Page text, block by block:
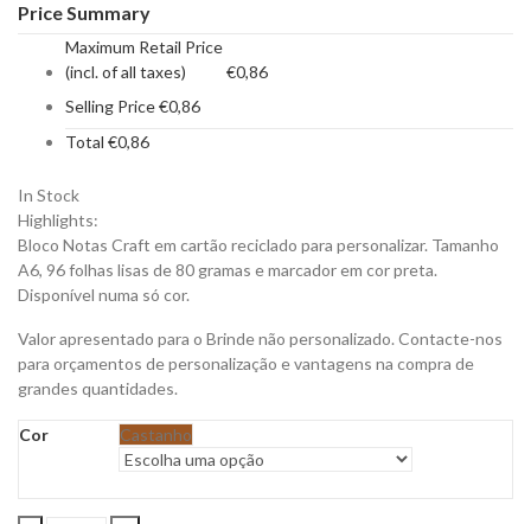
Price Summary
Maximum Retail Price
(incl. of all taxes)
€0,86
Selling Price€0,86
Total €0,86
In Stock
Highlights:
Bloco Notas Craft em cartão reciclado para personalizar. Tamanho
A6, 96 folhas lisas de 80 gramas e marcador em cor preta.
Disponível numa só cor.
Valor apresentado para o Brinde não personalizado. Contacte-nos
para orçamentos de personalização e vantagens na compra de
grandes quantidades.
Cor Castanho